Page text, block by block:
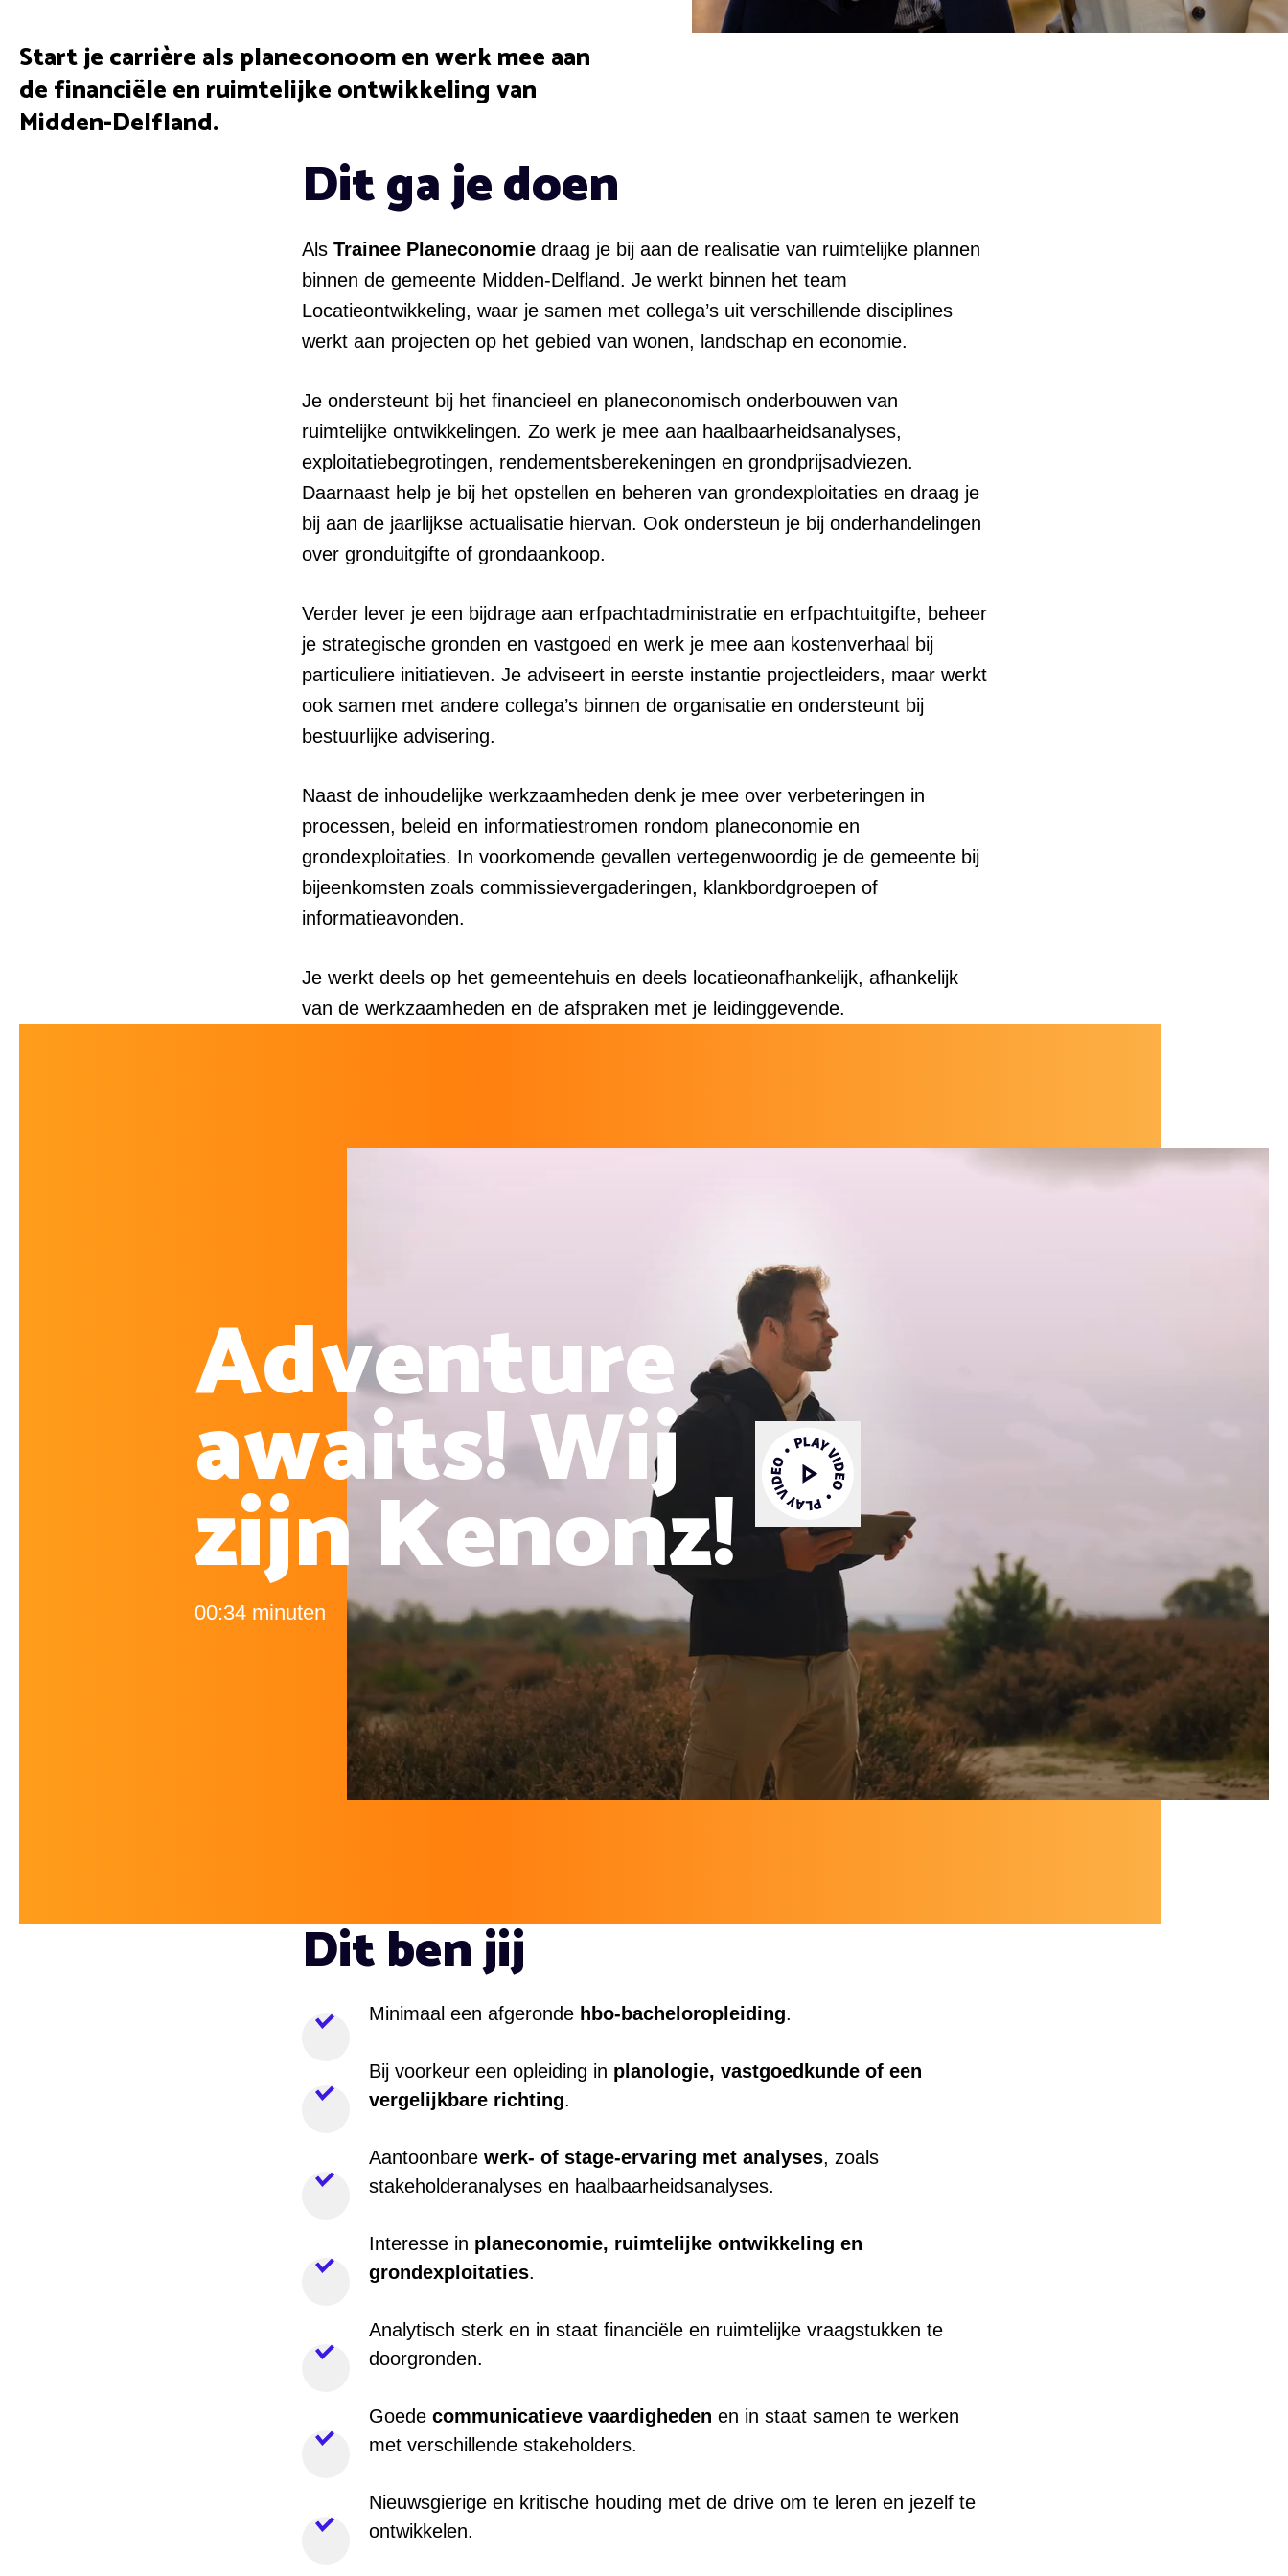
Start je carrière als planeconoom en werk mee aan
de financiële en ruimtelijke ontwikkeling van
Midden-Delfland.
Dit ga je doen
Als Trainee Planeconomiedraag je bij aan de realisatie van ruimtelijke plannen
binnen de gemeente Midden-Delfland. Je werkt binnen het team
Locatieontwikkeling, waar je samen met collega’s uit verschillende disciplines
werkt aan projecten op het gebied van wonen, landschap en economie.
Je ondersteunt bij het financieel en planeconomisch onderbouwen van
ruimtelijke ontwikkelingen. Zo werk je mee aan haalbaarheidsanalyses,
exploitatiebegrotingen, rendementsberekeningen en grondprijsadviezen.
Daarnaast help je bij het opstellen en beheren van grondexploitaties en draag je
bij aan de jaarlijkse actualisatie hiervan. Ook ondersteun je bij onderhandelingen
over gronduitgifte of grondaankoop.
Verder lever je een bijdrage aan erfpachtadministratie en erfpachtuitgifte, beheer
je strategische gronden en vastgoed en werk je mee aan kostenverhaal bij
particuliere initiatieven. Je adviseert in eerste instantie projectleiders, maar werkt
ook samen met andere collega’s binnen de organisatie en ondersteunt bij
bestuurlijke advisering.
Naast de inhoudelijke werkzaamheden denk je mee over verbeteringen in
processen, beleid en informatiestromen rondom planeconomie en
grondexploitaties. In voorkomende gevallen vertegenwoordig je de gemeente bij
bijeenkomsten zoals commissievergaderingen, klankbordgroepen of
informatieavonden.
Je werkt deels op het gemeentehuis en deels locatieonafhankelijk, afhankelijk
van de werkzaamheden en de afspraken met je leidinggevende.
Adventure
awaits! Wij
zijn Kenonz!
00:34 minuten
Video afspelen
Dit ben jij
Minimaal een afgeronde hbo-bacheloropleiding.
Bij voorkeur een opleiding in planologie, vastgoedkunde of een
vergelijkbare richting.
Aantoonbare werk- of stage-ervaring met analyses, zoals
stakeholderanalyses en haalbaarheidsanalyses.
Interesse in planeconomie, ruimtelijke ontwikkeling en
grondexploitaties.
Analytisch sterk en in staat financiële en ruimtelijke vraagstukken te
doorgronden.
Goede communicatieve vaardigheden en in staat samen te werken
met verschillende stakeholders.
Nieuwsgierige en kritische houding met de drive om te leren en jezelf te
ontwikkelen.